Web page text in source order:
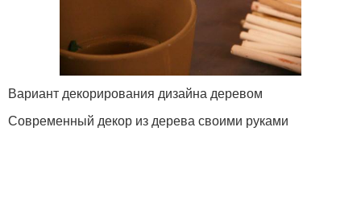
Вариант декорирования дизайна деревом
Современный декор из дерева своими руками